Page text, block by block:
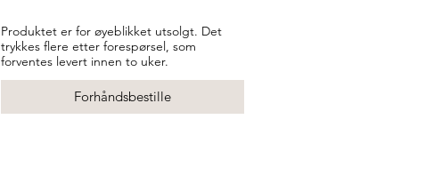
Produktet er for øyeblikket utsolgt. Det
trykkes flere etter forespørsel, som
forventes levert innen to uker.
Forhåndsbestille